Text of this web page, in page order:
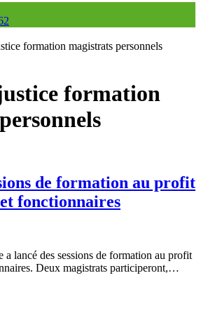
formation magistrats personnels
formation
de formation au profit
fonctionnaires
a lancé des sessions de formation au profit
Deux magistrats participeront,…